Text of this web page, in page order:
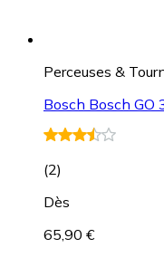
Perceuses &
Bosch Bosch GO
(2)
Dès
65,90 €